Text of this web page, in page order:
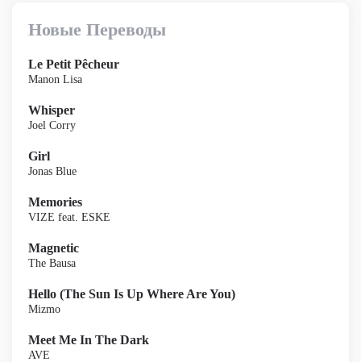
Новые Переводы
Le Petit Pêcheur
Manon Lisa
Whisper
Joel Corry
Girl
Jonas Blue
Memories
VIZE feat. ESKE
Magnetic
The Bausa
Hello (The Sun Is Up Where Are You)
Mizmo
Meet Me In The Dark
AVE